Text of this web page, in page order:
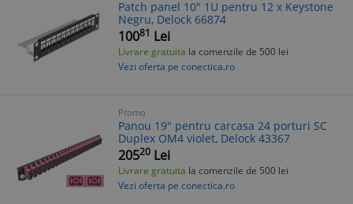
Patch panel 10" 1U pentru 12 x Keystone
Negru, Delock 66874
10081 Lei
Livrare gratuita la comenzile de 500 lei
Vezi oferta pe conectica.ro
Promo
Panou 19" pentru carcasa 24 porturi SC
Duplex OM4 violet, Delock 43367
20520 Lei
Livrare gratuita la comenzile de 500 lei
Vezi oferta pe conectica.ro